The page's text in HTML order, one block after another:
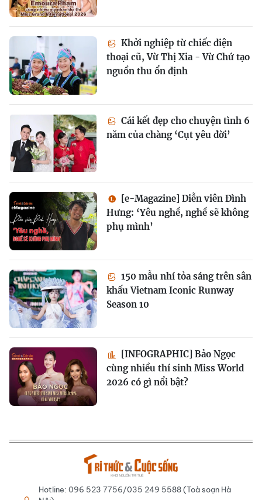
Khởi nghiệp từ chiếc điện
thoại cũ, Vừ Thị Xia - Vừ Chứ tạo
nguồn thu ổn định
Cái kết đẹp cho chuyện tình 6
năm của chàng ‘Cụt yêu đời’
[e-Magazine] Diễn viên Đình
Hưng: ‘Yêu nghề, nghề sẽ không
phụ mình’
150 mẫu nhí tỏa sáng trên sân
khấu Vietnam Iconic Runway
Season 10
[INFOGRAPHIC] Bảo Ngọc
cùng nhiều thí sinh Miss World
2026 có gì nổi bật?
Hotline: 096 523 7756/035 249 5588 (Toà soạn Hà